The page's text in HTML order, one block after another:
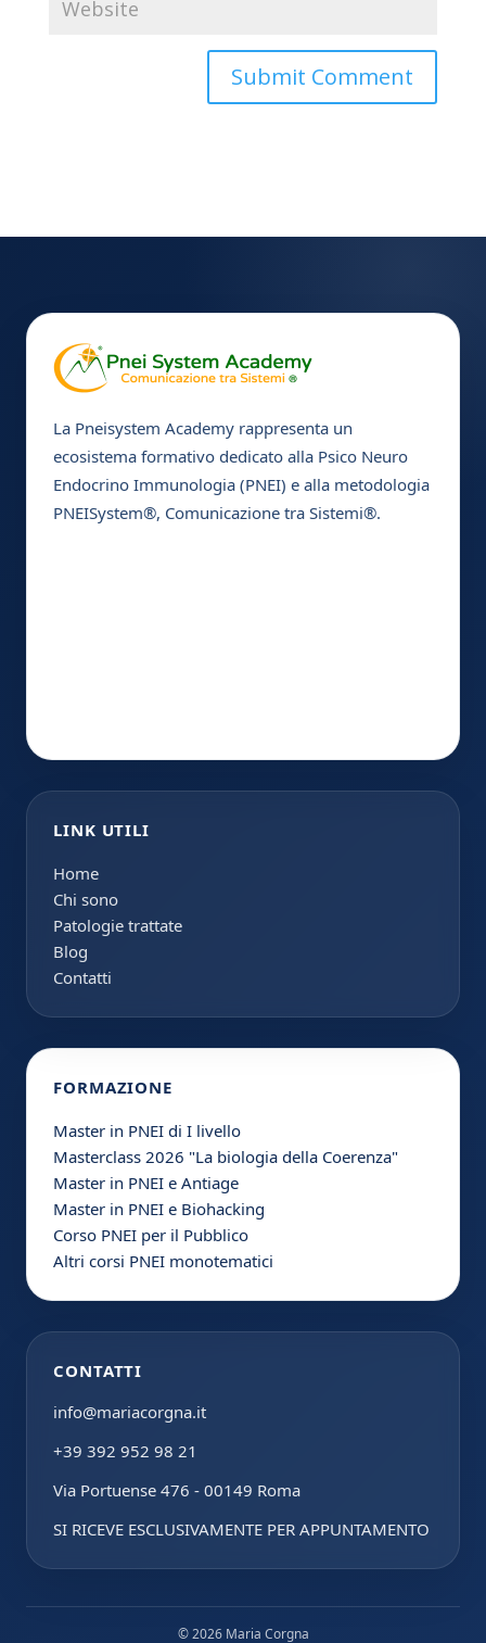
La Pneisystem Academy rappresenta un
ecosistema formativo dedicato alla Psico Neuro
Endocrino Immunologia (PNEI) e alla metodologia
PNEISystem®, Comunicazione tra Sistemi®.
LINK UTILI
Home
Chi sono
Patologie trattate
Blog
Contatti
FORMAZIONE
Master in PNEI di I livello
Masterclass 2026 "La biologia della Coerenza"
Master in PNEI e Antiage
Master in PNEI e Biohacking
Corso PNEI per il Pubblico
Altri corsi PNEI monotematici
CONTATTI
info@mariacorgna.it
+39 392 952 98 21
Via Portuense 476 - 00149 Roma
SI RICEVE ESCLUSIVAMENTE PER APPUNTAMENTO
© 2026 Maria Corgna